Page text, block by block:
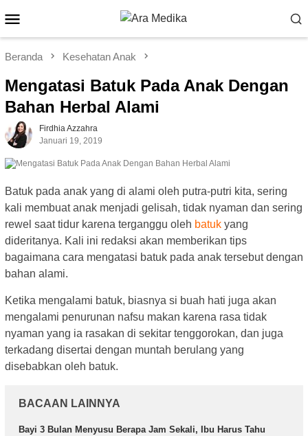
ke
kontenMobile
Beranda Kesehatan Anak
Mengatasi Batuk Pada Anak Dengan
Bahan Herbal Alami
Firdhia Azzahra
Januari 19, 2019
Batuk pada anak yang di alami oleh putra-putri kita, sering
kali membuat anak menjadi gelisah, tidak nyaman dan sering
rewel saat tidur karena terganggu oleh batuk yang
dideritanya. Kali ini redaksi akan memberikan tips
bagaimana cara mengatasi batuk pada anak tersebut dengan
bahan alami.
Ketika mengalami batuk, biasnya si buah hati juga akan
mengalami penurunan nafsu makan karena rasa tidak
nyaman yang ia rasakan di sekitar tenggorokan, dan juga
terkadang disertai dengan muntah berulang yang
disebabkan oleh batuk.
BACAAN LAINNYA
Bayi 3 Bulan Menyusu Berapa Jam Sekali, Ibu Harus Tahu